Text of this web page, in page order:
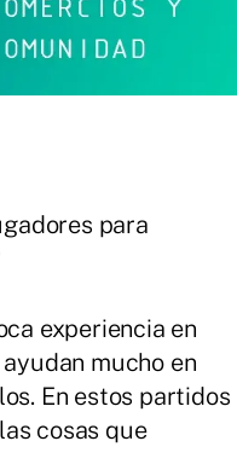
para
experiencia en
mucho en
En estos partidos
cosas que